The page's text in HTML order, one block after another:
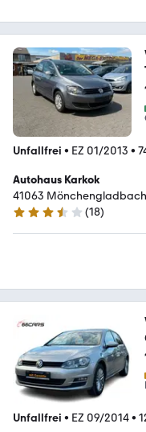
Unfallfrei • EZ 01/2013 •
Autohaus Karkok
41063 Mönchengladbach
3.7 Sterne
(18)
Unfallfrei • EZ 09/2014•